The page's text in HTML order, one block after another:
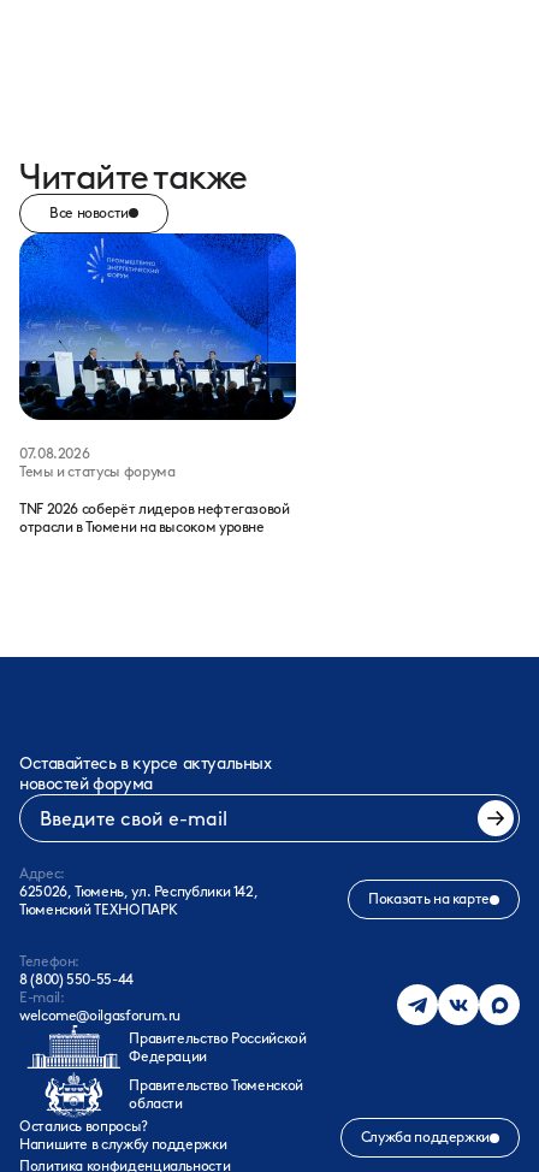
Читайте также
Все новости
07.08.2026
Темы и статусы форума
TNF 2026 соберёт лидеров нефтегазовой
отрасли в Тюмени на высоком уровне
Оставайтесь в курсе актуальных
новостей форума
Адрес:
625026, Тюмень, ул. Республики 142,
Тюменский ТЕХНОПАРК
Показать на карте
Телефон:
8 (800) 550-55-44
E-mail:
welcome@oilgasforum.ru
Правительство Российской
Федерации
Правительство Тюменской
области
Остались вопросы?
Напишите в службу поддержки
Служба поддержки
Политика конфиденциальности